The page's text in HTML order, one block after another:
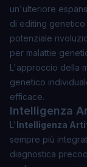
un'ulteriore
di editing genetico
potenziale
per malattie
L'approccio della
genetico
efficace.
Intelligenza
L'Intelligenza
sempre più
diagnostica